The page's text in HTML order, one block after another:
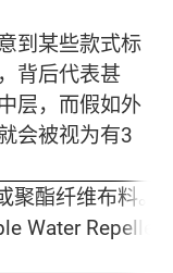
到某些款式标
背后代表甚
层，而假如外
会被视为有3
聚酯纤维布料。
Water